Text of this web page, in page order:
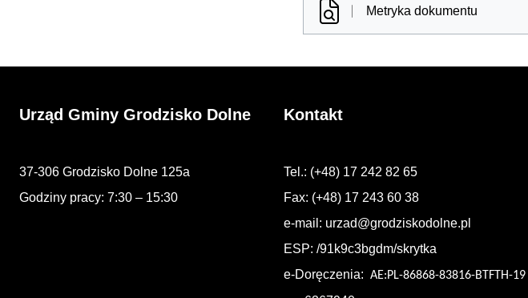
Metryka dokumentu
Urząd Gminy Grodzisko Dolne
37-306 Grodzisko Dolne 125a
Godziny pracy: 7:30 – 15:30
Kontakt
Tel.: (+48) 17 242 82 65
Fax: (+48) 17 243 60 38
e-mail: urzad@grodziskodolne.pl
ESP: /91k9c3bgdm/skrytka
e-Doręczenia: AE:PL-86868-83816-BTFTH-19